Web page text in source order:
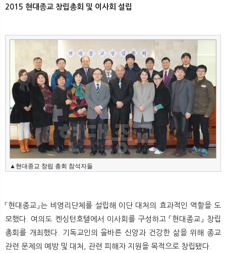
2015 현대종교 창립총회 및 이사회 설립
▲현대종교 창립 총회 참석자들
「현대종교」는 비영리단체를 설립해 이단 대처의 효과적인 역할을 도
모했다. 여의도 켄싱턴호텔에서 이사회를 구성하고 「현대종교」 창립
총회를 개최했다. 기독교인의 올바른 신앙과 건강한 삶을 위해 종교
관련 문제의 예방 및 대처, 관련 피해자 지원을 목적으로 창립됐다.